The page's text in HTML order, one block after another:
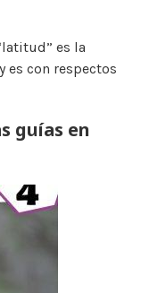
es la
es con respectos
guías en